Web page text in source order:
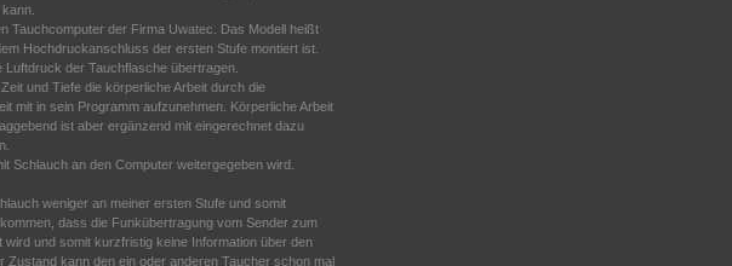
Tauchcomputer der Firma Uwatec. Das Modell heißt
Hochdruckanschluss der ersten Stufe montiert ist.
der Tauchflasche übertragen.
und Tiefe die körperliche Arbeit durch die
mit in sein Programm aufzunehmen. Körperliche Arbeit
ist aber ergänzend mit eingerechnet dazu
Schlauch an den Computer weitergegeben wird.
weniger an meiner ersten Stufe und somit
dass die Funkübertragung vom Sender zum
und somit kurzfristig keine Information über den
kann den ein oder anderen Taucher schon mal